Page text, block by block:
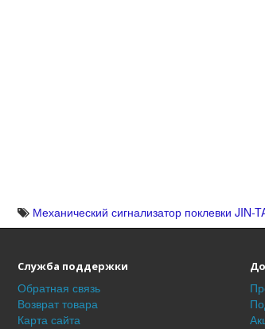
Механический сигнализатор поклевки JIN-
Служба поддержки
Обратная связь
Возврат товара
Карта сайта